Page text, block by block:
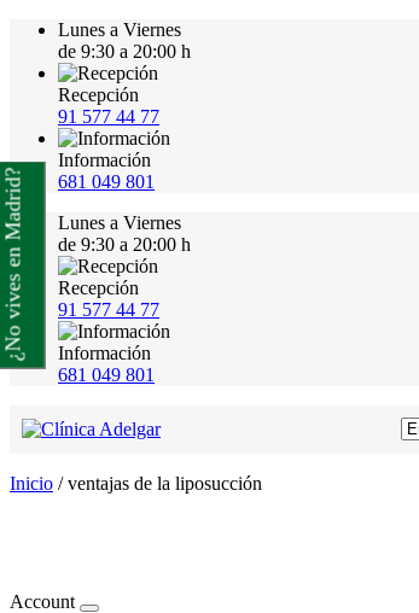
Lunes a Viernes
de 9:30 a 20:00 h
Recepción
91 577 44 77
Información
681 049 801
Lunes a Viernes
de 9:30 a 20:00 h
Recepción
91 577 44 77
Información
681 049 801
Inicio /ventajas de la liposucción
Account
¿No vives en Madrid?